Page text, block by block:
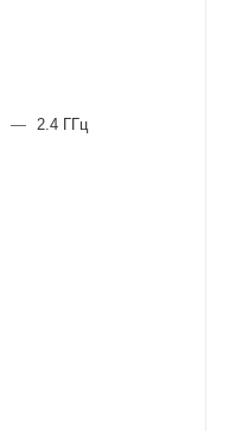
— 2.4 ГГц